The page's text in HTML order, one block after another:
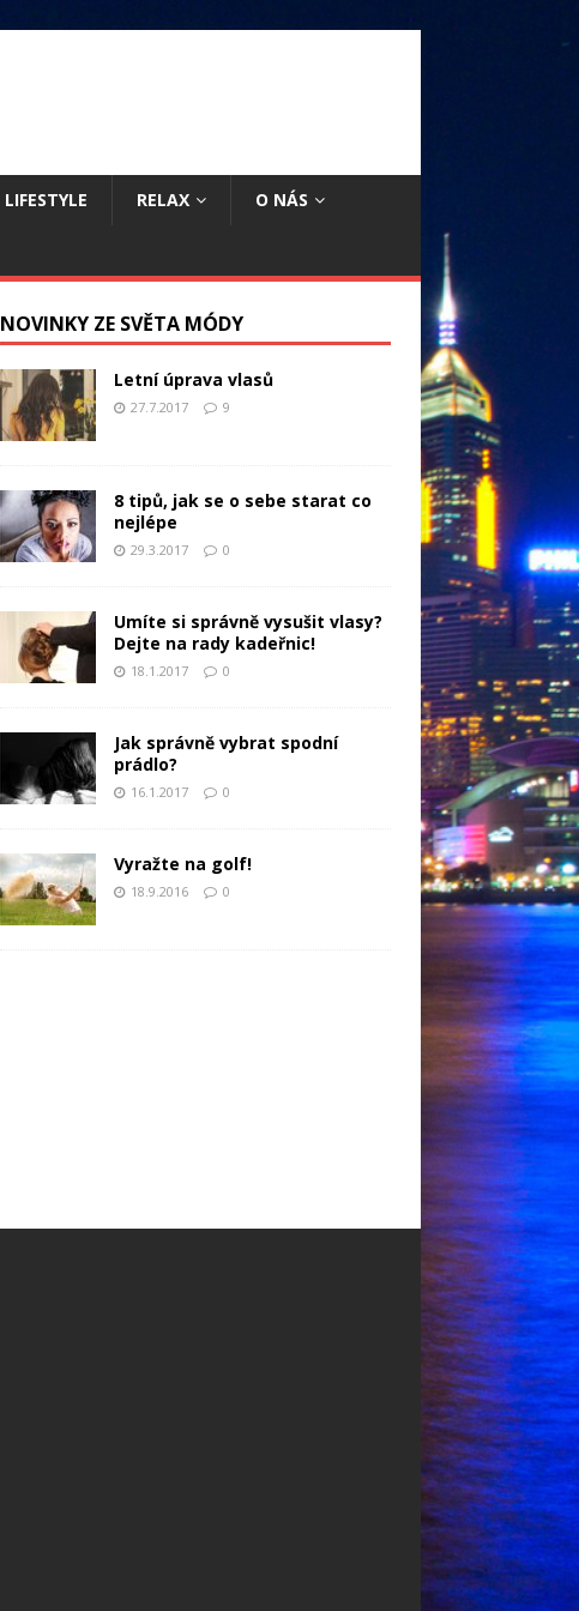
LIFESTYLE RELAX O NÁS
NOVINKY ZE SVĚTA MÓDY
Letní úprava vlasů
27.7.2017 9
8 tipů, jak se o sebe starat co
nejlépe
29.3.2017 0
Umíte si správně vysušit vlasy?
Dejte na rady kadeřnic!
18.1.2017 0
Jak správně vybrat spodní
prádlo?
16.1.2017 0
Vyražte na golf!
18.9.2016 0